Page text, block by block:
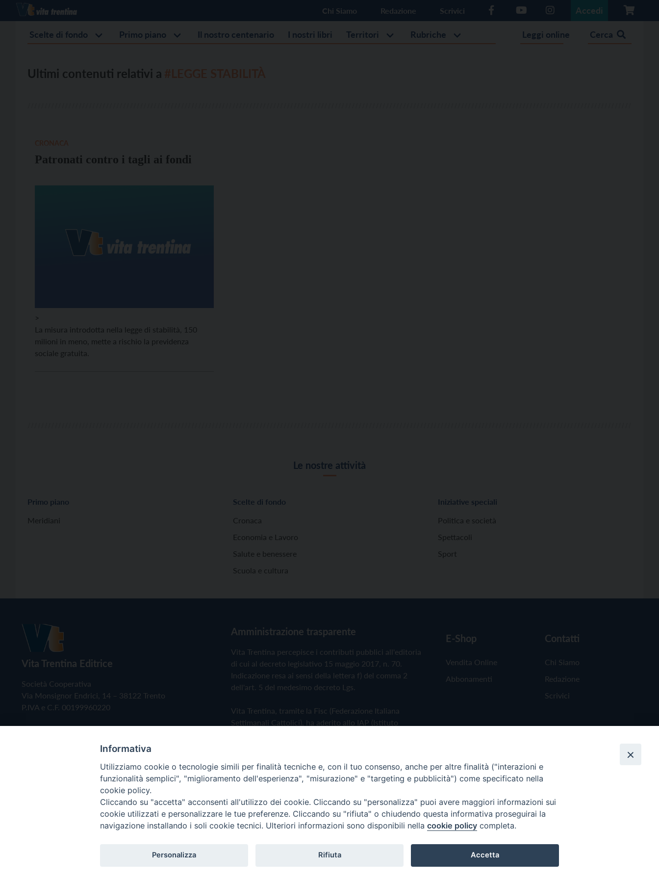
Chi Siamo Redazione Scrivici Accedi
Scelte di fondo Primo piano Il nostro centenario I nostri libri Territori Rubriche Leggi online Cerca
Ultimi contenuti relativi a
Patronati contro i tagli ai fondi
>
La misura introdotta nella legge di stabilità, 150
milioni in meno, mette a rischio la previdenza
sociale gratuita.
Le nostre attività
Primo piano
Meridiani
Scelte di fondo
Cronaca
Economia e Lavoro
Salute e benessere
Scuola e cultura
Iniziative speciali
Politica e società
Spettacoli
Sport
Vita Trentina Editrice
Società Cooperativa
Via Monsignor Endrici, 14 – 38122 Trento
P.IVA e C.F. 00199960220
Amministrazione trasparente
Vita Trentina percepisce i contributi pubblici all'editoria
di cui al decreto legislativo 15 maggio 2017, n. 70.
Indicazione resa ai sensi della lettera f) del comma 2
dell'art. 5 del medesimo decreto Lgs.
Vita Trentina, tramite la Fisc (Federazione Italiana
Settimanali Cattolici), ha aderito allo IAP (Istituto
Privacy Policy Cookie Policy
E-Shop
Vendita Online
Abbonamenti
Contatti
Chi Siamo
Redazione
Scrivici
Copyright © 2019 - Tutti i diritti riservati - Vita Trentina Editrice
Informativa
Utilizziamo cookie o tecnologie simili per finalità tecniche e, con il tuo consenso, anche per altre finalità ("interazioni e
funzionalità semplici", "miglioramento dell'esperienza", "misurazione" e "targeting e pubblicità") come specificato nella
cookie policy.
Cliccando su "accetta" acconsenti all'utilizzo dei cookie. Cliccando su "personalizza" puoi avere maggiori informazioni sui
cookie utilizzati e personalizzare le tue preferenze. Cliccando su "rifiuta" o chiudendo questa informativa proseguirai la
navigazione installando i soli cookie tecnici. Ulteriori informazioni sono disponibili nella cookie policy completa.
Personalizza Rifiuta Accetta